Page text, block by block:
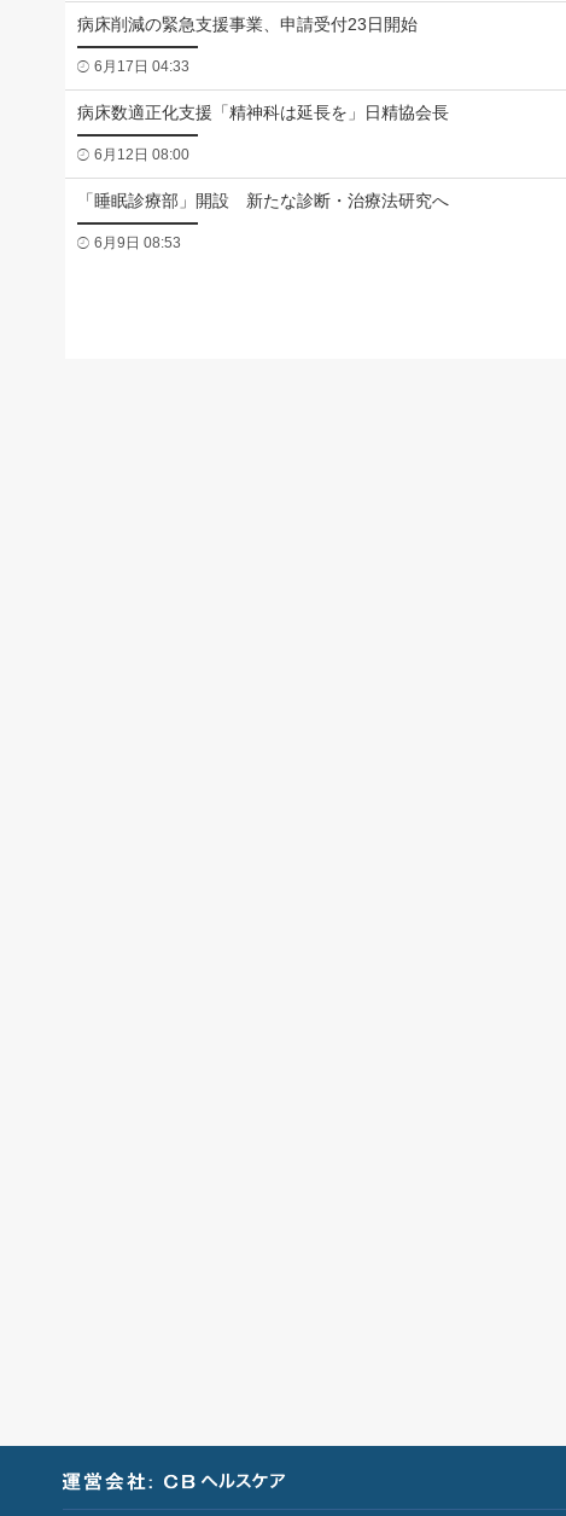
病床削減の緊急支援事業、申請受付23日開始
6月17日 04:33
病床数適正化支援「精神科は延長を」日精協会長
6月12日 08:00
「睡眠診療部」開設 新たな診断・治療法研究へ
6月9日 08:53